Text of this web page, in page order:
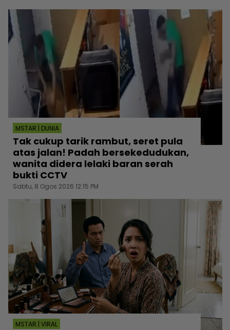
MSTAR | DUNIA
Tak cukup tarik rambut, seret pula
atas jalan! Padah bersekedudukan,
wanita didera lelaki baran serah
bukti CCTV
Sabtu, 8 Ogos 2026 12:15 PM
MSTAR | VIRAL